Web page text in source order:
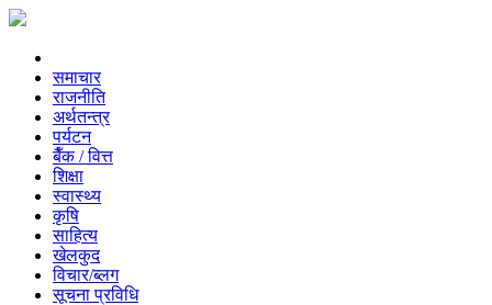
समाचार
राजनीति
अर्थतन्त्र
पर्यटन
बैँक / वित्त
शिक्षा
स्वास्थ्य
कृषि
साहित्य
खेलकुद
विचार/ब्लग
सूचना प्रविधि